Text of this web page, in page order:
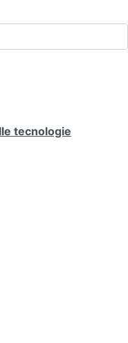
tecnologie